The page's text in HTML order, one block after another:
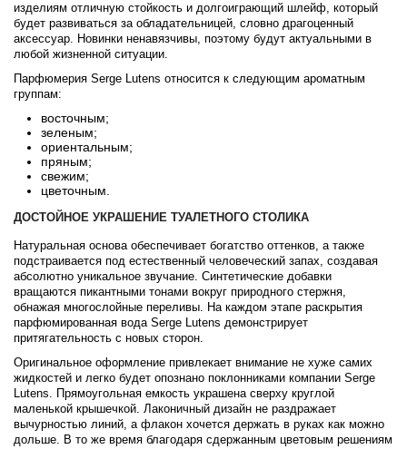
изделиям отличную стойкость и долгоиграющий шлейф, который
будет развиваться за обладательницей, словно драгоценный
аксессуар. Новинки ненавязчивы, поэтому будут актуальными в
любой жизненной ситуации.
Парфюмерия Serge Lutens относится к следующим ароматным
группам:
восточным;
зеленым;
ориентальным;
пряным;
свежим;
цветочным.
ДОСТОЙНОЕ УКРАШЕНИЕ ТУАЛЕТНОГО СТОЛИКА
Натуральная основа обеспечивает богатство оттенков, а также
подстраивается под естественный человеческий запах, создавая
абсолютно уникальное звучание. Синтетические добавки
вращаются пикантными тонами вокруг природного стержня,
обнажая многослойные переливы. На каждом этапе раскрытия
парфюмированная вода Serge Lutens демонстрирует
притягательность с новых сторон.
Оригинальное оформление привлекает внимание не хуже самих
жидкостей и легко будет опознано поклонниками компании Serge
Lutens. Прямоугольная емкость украшена сверху круглой
маленькой крышечкой. Лаконичный дизайн не раздражает
вычурностью линий, а флакон хочется держать в руках как можно
дольше. В то же время благодаря сдержанным цветовым решениям
Byblos
Byredo
Cacharel
Cafe Parfums
Cale Fragranze d'Autore
Calvin Klein
Calypso Christiane Celle
Canali
Carla Fracci
Carner Barcelona